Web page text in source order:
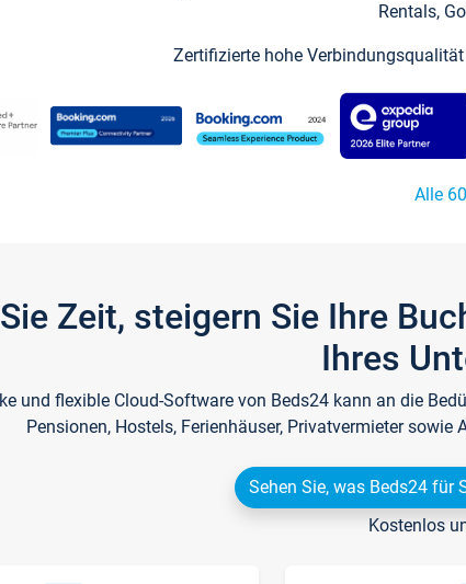
Rentals,
Zertifizierte hohe
Alle
Zeit, steigern Sie Ihre
Ihres
und flexible Cloud-Software von Beds24 kann an die
Pensionen, Hostels, Ferienhäuser, Privatvermieter
Sehen Sie, was Beds24 für
Kostenlos